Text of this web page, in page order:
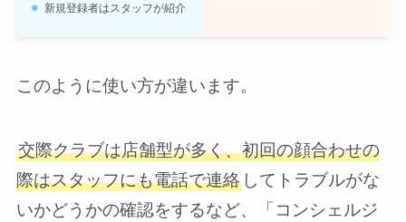
新規登録者はスタッフが紹介
このように使い方が違います。
交際クラブは店舗型が多く、初回の顔合わせの
際はスタッフにも電話で連絡してトラブルがな
いかどうかの確認をするなど、「コンシェルジ